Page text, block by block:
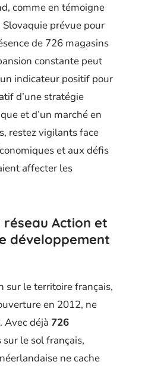
comme en témoigne
prévue pour
de 726 magasins
constante peut
indicateur positif pour
d’une stratégie
et d’un marché en
restez vigilants face
et aux défis
affecter les
Action et
développement
sur le territoire français,
en 2012, ne
Avec déjà 726
le sol français,
ne cache